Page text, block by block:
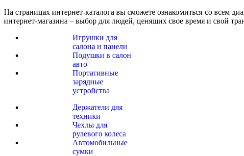
На страницах интернет-каталога вы сможете ознакомиться со всем
интернет-магазина – выбор для людей, ценящих свое время и свой
Игрушки для
салона и панели
Подушки в салон
авто
Портативные
зарядные
устройства
Держатели для
техники
Чехлы для
рулевого колеса
Автомобильные
сумки